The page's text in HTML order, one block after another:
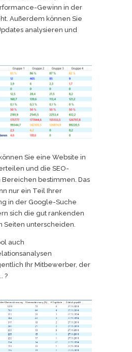
Gewinn in der
Außerdem können Sie
analysieren und
Sie eine Website in
und die SEO-
bestimmen. Das
nur ein Teil Ihrer
in der Google-Suche
sich die gut rankenden
unterscheiden.
auch
Ihr Mitbewerber, der
?